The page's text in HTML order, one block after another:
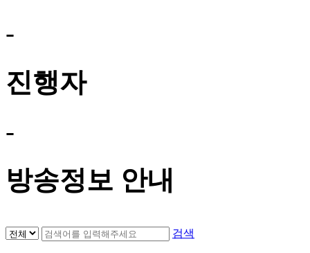
-
진행자
-
방송정보 안내
검색